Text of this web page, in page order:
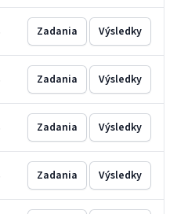
Zadania Výsledky
Zadania Výsledky
Zadania Výsledky
Zadania Výsledky